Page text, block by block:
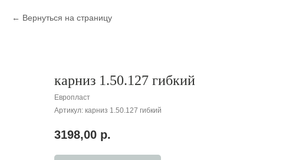
Вернуться на страницу
карниз 1.50.127 гибкий
Европласт
Артикул: карниз 1.50.127 гибкий
3198,00 р.